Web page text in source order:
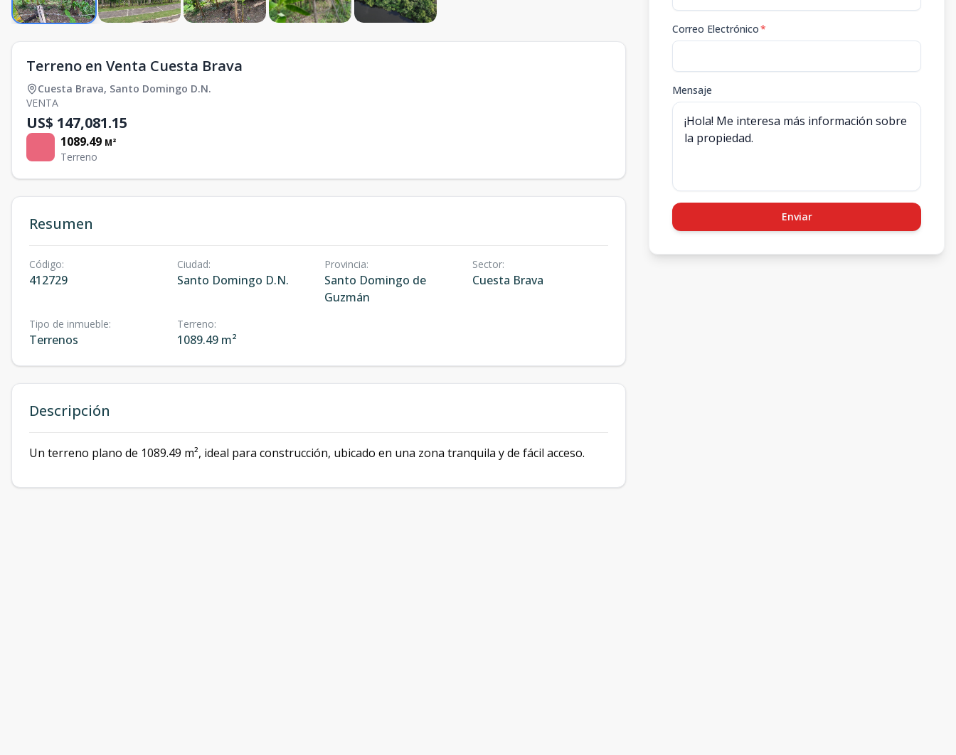
Terreno en Venta Cuesta Brava
Cuesta Brava, Santo Domingo D.N.
VENTA
US$ 147,081.15
1089.49 M²
Terreno
Resumen
Código:
412729
Ciudad:
Santo Domingo D.N.
Provincia:
Santo Domingo de
Guzmán
Sector:
Cuesta Brava
Tipo de inmueble:
Terrenos
Terreno:
1089.49 m²
Descripción
Un terreno plano de 1089.49 m², ideal para construcción, ubicado en una zona tranquila y de fácil acceso.
Correo Electrónico*
Mensaje
Enviar